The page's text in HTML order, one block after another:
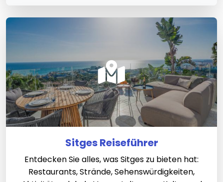
Sitges Reiseführer
Entdecken Sie alles, was Sitges zu bieten hat:
Restaurants, Strände, Sehenswürdigkeiten,